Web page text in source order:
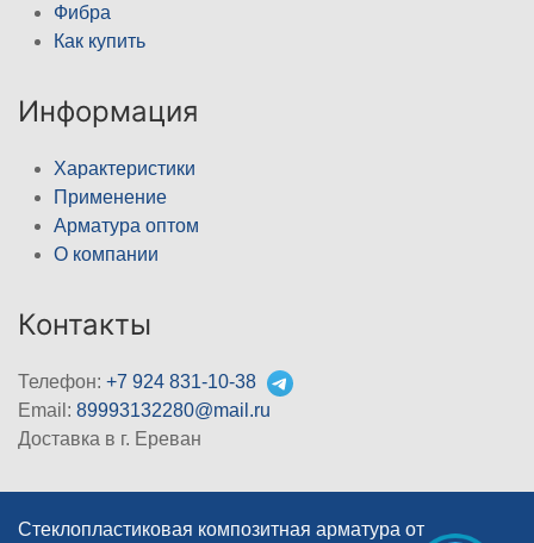
Фибра
Как купить
Информация
Характеристики
Применение
Арматура оптом
О компании
Контакты
Телефон: +7 924 831-10-38
Email: 89993132280@mail.ru
Доставка в г. Ереван
Стеклопластиковая композитная арматура от